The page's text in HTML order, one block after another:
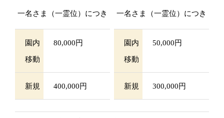
一名さま（一霊位）につき
園内
移動
80,000円
新規 400,000円
一名さま（一霊位）につき
園内
移動
50,000円
新規 300,000円